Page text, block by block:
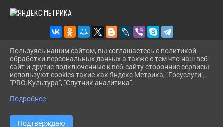
2026 Г. EKATERIN-BIBL.RU
ВХОД
КАРТА САЙТА
СДЕЛАНО НА KUBCMS
РАЗРАБОТКА И ПОДДЕРЖКА
Пользуясь нашим сайтом, вы соглашаетесь с политикой
обработки персональных данных а также с тем что наш веб-
сайт и другие подключенные к веб-сайту сторонние сервисы
используют cookies такие как Яндекс Метрика, "Госуслуги",
"PRO.Культура", "Спутник аналитика".
Подробнее
Подтверждаю